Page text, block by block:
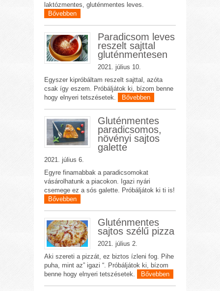
laktózmentes, gluténmentes leves.
Bővebben
Paradicsom leves
reszelt sajttal
gluténmentesen
2021. július 10.
Egyszer kipróbáltam reszelt sajttal, azóta
csak így eszem. Próbáljátok ki, bízom benne
hogy elnyeri tetszésetek.
Bővebben
Gluténmentes
paradicsomos,
növényi sajtos
galette
2021. július 6.
Egyre finamabbak a paradicsomokat
vásárolhatunk a piacokon. Igazi nyári
csemege ez a sós galette. Próbáljátok ki ti is!
Bővebben
Gluténmentes
sajtos szélű pizza
2021. július 2.
Aki szereti a pizzát, ez biztos ízleni fog. Pihe
puha, mint az” igazi “. Próbáljátok ki, bízom
benne hogy elnyeri tetszésetek.
Bővebben